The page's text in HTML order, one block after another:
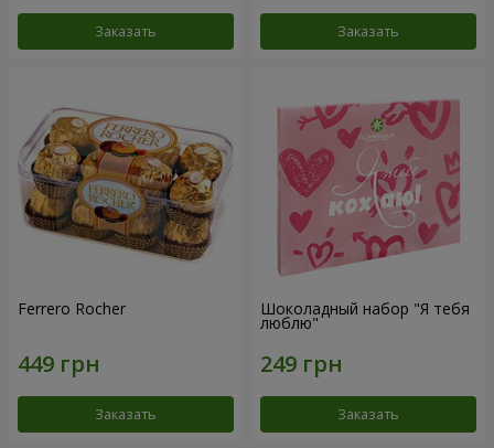
Заказать Заказать
Ferrero Rocher
Заказать
Шоколадный набор "Я тебя
люблю"
Заказать